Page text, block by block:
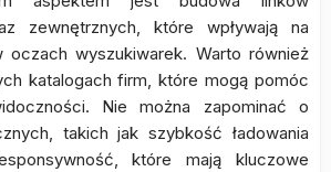
zewnętrznych, które wpływają na
wyszukiwarek. Warto również
katalogach firm, które mogą pomóc
Nie można zapominać o
takich jak szybkość ładowania
które mają kluczowe